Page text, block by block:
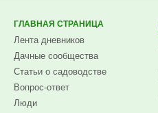
ГЛАВНАЯ СТРАНИЦА
Лента дневников
Дачные сообщества
Статьи о садоводстве
Вопрос-ответ
Люди